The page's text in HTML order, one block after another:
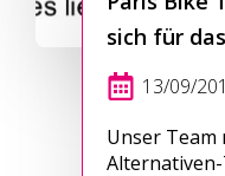
sich für
13/09/
Unser Team